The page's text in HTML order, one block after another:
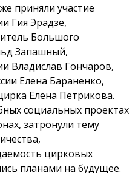
приняли участие
Гия Эрадзе,
Большого
Запашный,
Владислав Гончаров,
Елена Бараненко,
Елена Петрикова.
социальных проектах
затронули тему
цирковых
планами на будущее.